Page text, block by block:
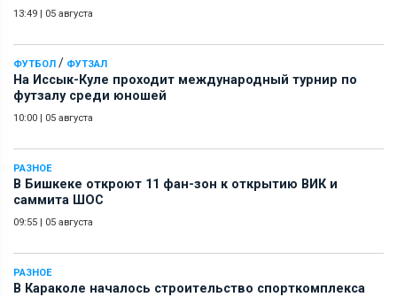
13:49 | 05 августа
ФУТБОЛ / ФУТЗАЛ
На Иссык-Куле проходит международный турнир по
футзалу среди юношей
10:00 | 05 августа
РАЗНОЕ
В Бишкеке откроют 11 фан-зон к открытию ВИК и
саммита ШОС
09:55 | 05 августа
РАЗНОЕ
В Караколе началось строительство спорткомплекса